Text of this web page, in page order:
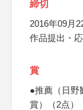
締切
2016年09月
作品提出・
賞
●推薦（日野
賞）（2点